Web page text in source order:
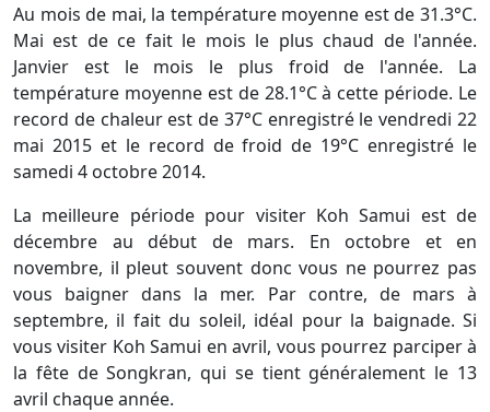
Au mois de mai, la température moyenne est de 31.3°C.
Mai est de ce fait le mois le plus chaud de l'année.
Janvier est le mois le plus froid de l'année. La
température moyenne est de 28.1°C à cette période. Le
record de chaleur est de 37°C enregistré le vendredi 22
mai 2015 et le record de froid de 19°C enregistré le
samedi 4 octobre 2014.
La meilleure période pour visiter Koh Samui est de
décembre au début de mars. En octobre et en
novembre, il pleut souvent donc vous ne pourrez pas
vous baigner dans la mer. Par contre, de mars à
septembre, il fait du soleil, idéal pour la baignade. Si
vous visiter Koh Samui en avril, vous pourrez parciper à
la fête de Songkran, qui se tient généralement le 13
avril chaque année.